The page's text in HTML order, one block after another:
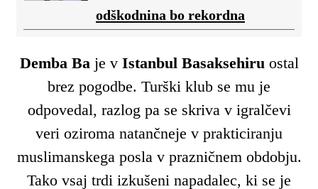
odškodnina bo rekordna
Demba Baje v Istanbul Basaksehiruostal
brez pogodbe. Turški klub se mu je
odpovedal, razlog pa se skriva v igralčevi
veri oziroma natančneje v prakticiranju
muslimanskega posla v prazničnem obdobju.
Tako vsaj trdi izkušeni napadalec, ki se je